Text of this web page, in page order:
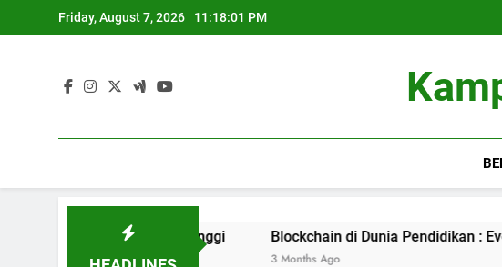
to
Friday, August 7, 2026 11:18:01 PM
Pendidikan Tinggi Blockchain di Dunia Pendidikan : Evolusi
3 Months Ago